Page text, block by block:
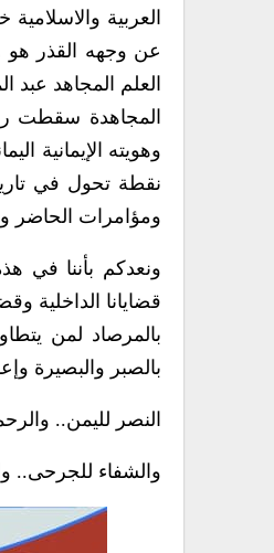
العربية
عن وجهه القذر هو
العلم المجاهد
المجاهدة سقطت
وهويته الإيمانية
نقطة تحول في
ومؤامرات الحاضر
ونعدكم بأننا في
قضايانا الداخلية
بالمرصاد لمن
بالصبر والبصيرة
النصر لليمن..
والشفاء للجرحى..